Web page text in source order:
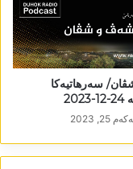
سەرھاتیەکا
2023